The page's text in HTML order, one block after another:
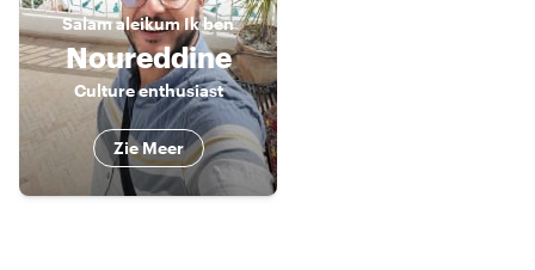
Salam aleikum Ik ben
Noureddine
Culture enthusiast
Zie Meer